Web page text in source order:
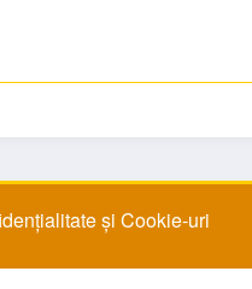
și Cookie-uri